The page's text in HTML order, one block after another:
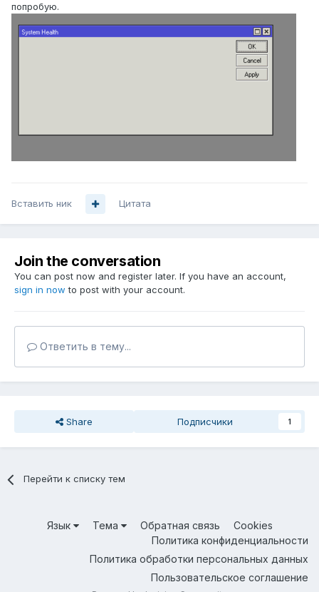
попробую.
Вставить ник Цитата
Join the conversation
You can post now and register later. If you have an account,
sign in now to post with your account.
Ответить в тему...
Share Подписчики 1
Перейти к списку тем
Язык Тема Обратная связь
Cookies
Политика конфиденциальности
Политика обработки персональных данных
Пользовательское соглашение